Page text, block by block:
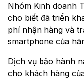
Nhóm Kinh doanh
cho biết đã triển
phí nhận hàng và
smartphone của
Dịch vụ bảo hành
cho khách hàng